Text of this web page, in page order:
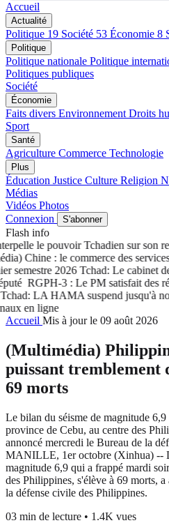
Accueil
Actualité
Politique 19 Société 53 Économie 8
Politique
Politique nationale Politique
Politiques publiques
Société
Économie
Faits divers Environnement Droits
Sport
Santé
Agriculture Commerce Technologie
Plus
Éducation Justice Culture Religion
Médias
Vidéos Photos
Connexion
S'abonner
Flash info
le pouvoir Tchadien sur son
Chine : le commerce des services
semestre 2026Tchad: Le cabinet de
RGPH-3 : Le PM satisfait des
LA HAMA suspend jusqu'à
en ligne
Accueil Mis à jour le 09 août 2026
(Multimédia)
puissant tremblement
69 morts
Le bilan du séisme de magnitude
province de Cebu, au centre des
annoncé mercredi le Bureau de la
MANILLE, 1er octobre (Xinhua) --
magnitude 6,9 qui a frappé mardi
des Philippines, s'élève à 69 morts,
la défense civile des Philippines.
03 min de lecture • 1.4K vues